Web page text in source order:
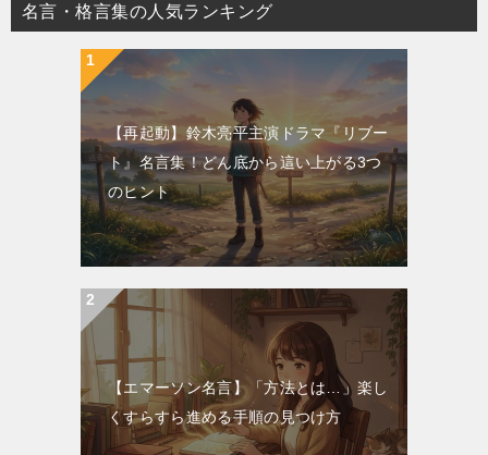
名言・格言集の人気ランキング
【再起動】鈴木亮平主演ドラマ『リブー
ト』名言集！どん底から這い上がる3つ
のヒント
【エマーソン名言】「方法とは…」楽し
くすらすら進める手順の見つけ方